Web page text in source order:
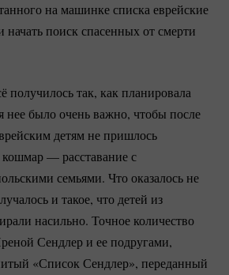
на машинке списка еврейские
начать поиск спасенных от смерти
получилось так, как планировала
нее было очень важно, чтобы после
детям не пришлось
— расставание с
семьями. Что оказалось не
и такое, что детей из
насильно. Точное количество
Сендлер и ее подругами,
«Список Сендлер», переданный